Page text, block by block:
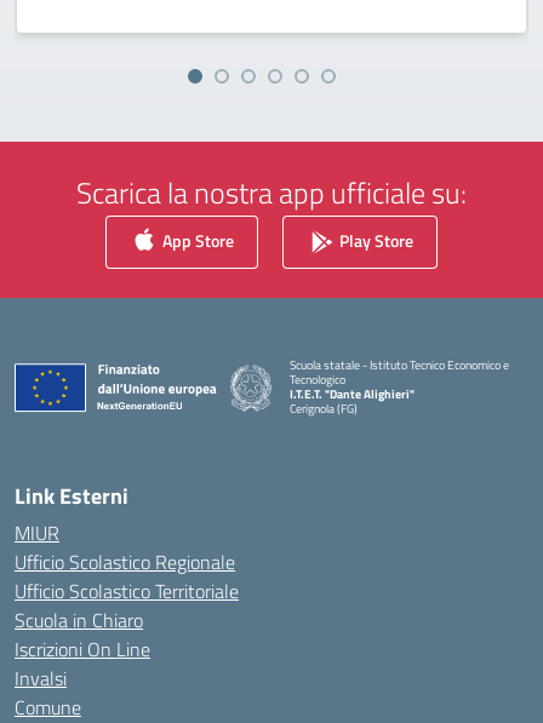
Scarica la nostra app ufficiale su:
App Store Play Store
Scuola statale - Istituto Tecnico Economico e
Tecnologico
I.T.E.T. "Dante Alighieri"
Cerignola (FG)
— Visita la pagina iniziale della scuola
Link Esterni
MIUR
Ufficio Scolastico Regionale
Ufficio Scolastico Territoriale
Scuola in Chiaro
Iscrizioni On Line
Invalsi
Comune